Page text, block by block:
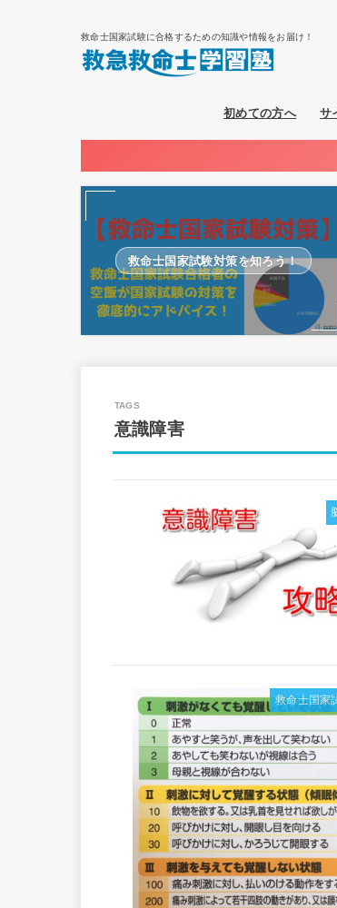
救命士国家試験に合格するための知識や情報をお届け！
初めての方へ サ
救命士国家試験対策を知ろう！
意識障害
救命士国家